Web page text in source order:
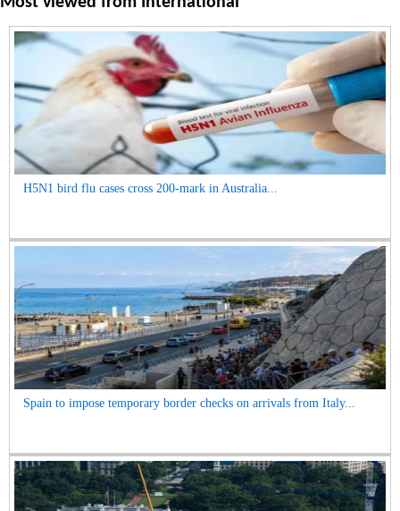
H5N1 bird flu cases cross 200-mark in Australia...
Spain to impose temporary border checks on arrivals from Italy...